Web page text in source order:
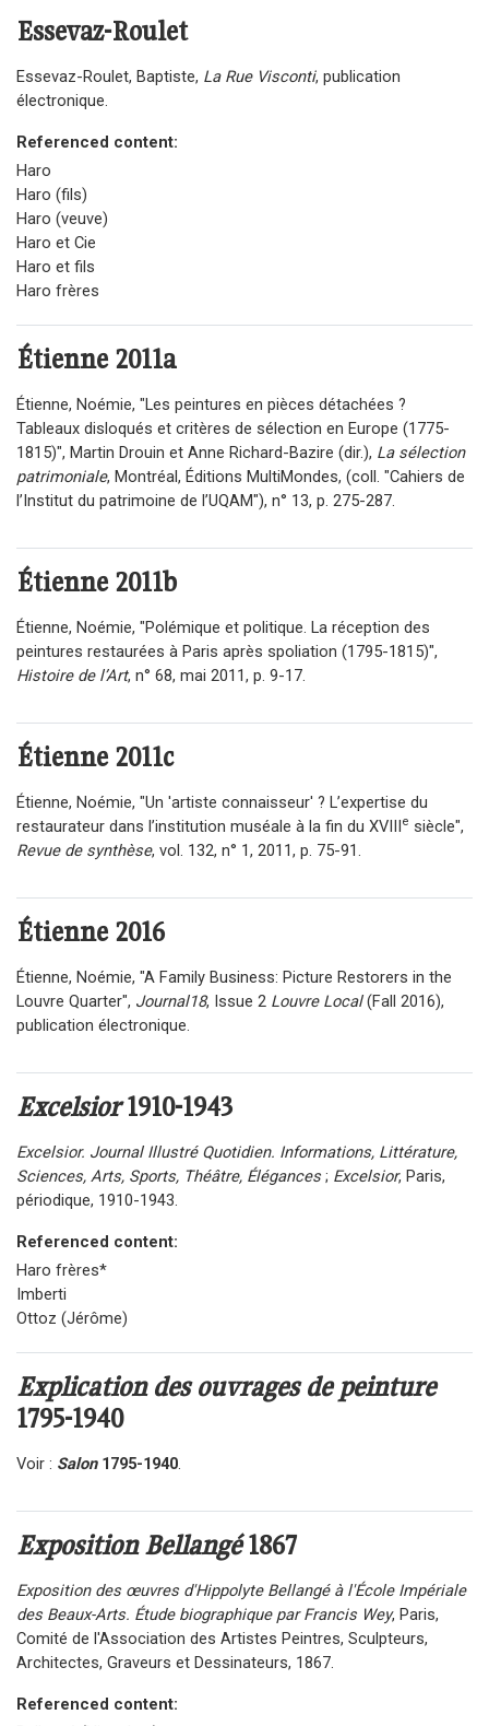
Essevaz-Roulet
Essevaz-Roulet, Baptiste, La Rue Visconti, publication
électronique.
Referenced content:
Haro
Haro (fils)
Haro (veuve)
Haro et Cie
Haro et fils
Haro frères
Étienne 2011a
Étienne, Noémie, "Les peintures en pièces détachées ?
Tableaux disloqués et critères de sélection en Europe (1775-
1815)", Martin Drouin et Anne Richard-Bazire (dir.), La sélection
patrimoniale, Montréal, Éditions MultiMondes, (coll. "Cahiers de
l’Institut du patrimoine de l’UQAM"), n° 13, p. 275-287.
Étienne 2011b
Étienne, Noémie, "Polémique et politique. La réception des
peintures restaurées à Paris après spoliation (1795-1815)",
Histoire de l’Art, n° 68, mai 2011, p. 9-17.
Étienne 2011c
Étienne, Noémie, "Un 'artiste connaisseur' ? L’expertise du
restaurateur dans l’institution muséale à la fin du XVIIIe siècle",
Revue de synthèse, vol. 132, n° 1, 2011, p. 75-91.
Étienne 2016
Étienne, Noémie, "A Family Business: Picture Restorers in the
Louvre Quarter", Journal18, Issue 2 Louvre Local(Fall 2016),
publication électronique.
Excelsior1910-1943
Excelsior. Journal Illustré Quotidien. Informations, Littérature,
Sciences, Arts, Sports, Théâtre, Élégances ; Excelsior, Paris,
périodique, 1910-1943.
Referenced content:
Haro frères*
Imberti
Ottoz (Jérôme)
Explication des ouvrages de peinture
1795-1940
Voir : Salon1795-1940
Exposition Bellangé1867
Exposition des œuvres d'Hippolyte Bellangé à l'École Impériale
des Beaux-Arts. Étude biographique par Francis Wey, Paris,
Comité de l'Association des Artistes Peintres, Sculpteurs,
Architectes, Graveurs et Dessinateurs, 1867.
Referenced content: